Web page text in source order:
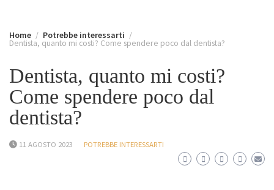
Home Potrebbe interessarti
Dentista, quanto mi costi? Come spendere poco dal dentista?
Dentista, quanto mi costi?
Come spendere poco dal
dentista?
11 AGOSTO 2023 POTREBBE INTERESSARTI